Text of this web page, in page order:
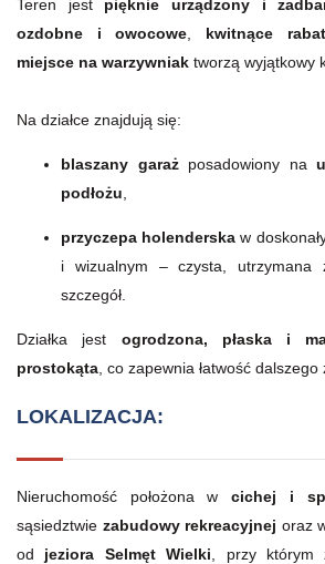
Teren jest pięknie urządzony i
ozdobne i owocowe
kwitnące
miejsce na warzywniak tworzą wyjątkowy
Na działce znajdują się:
blaszany garażposadowiony na
podłożu
przyczepa holenderska w
i wizualnym – czysta, utrzymana
szczegół.
Działka jest ogrodzona, płaska i
prostokąta , co zapewnia łatwość
LOKALIZACJA:
Nieruchomość położona wcichej i
sąsiedztwie zabudowy rekreacyjnej oraz
od jeziora Selmęt Wielki , przy którym